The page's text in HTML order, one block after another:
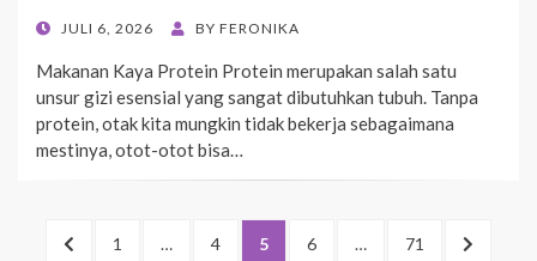
POSTEDJULI 6, 2026 BY FERONIKA
Makanan Kaya Protein Protein merupakan salah satu
unsur gizi esensial yang sangat dibutuhkan tubuh. Tanpa
protein, otak kita mungkin tidak bekerja sebagaimana
mestinya, otot-otot bisa…
Paginasi
PREVIOUS
PAGE
1 … PAGE
4 PAGE
5 PAGE
6 … PAGE
71
NEXT